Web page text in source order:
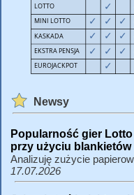
Newsy
Popularność gier
przy użyciu blankietów
Analizuję zużycie
17.07.2026